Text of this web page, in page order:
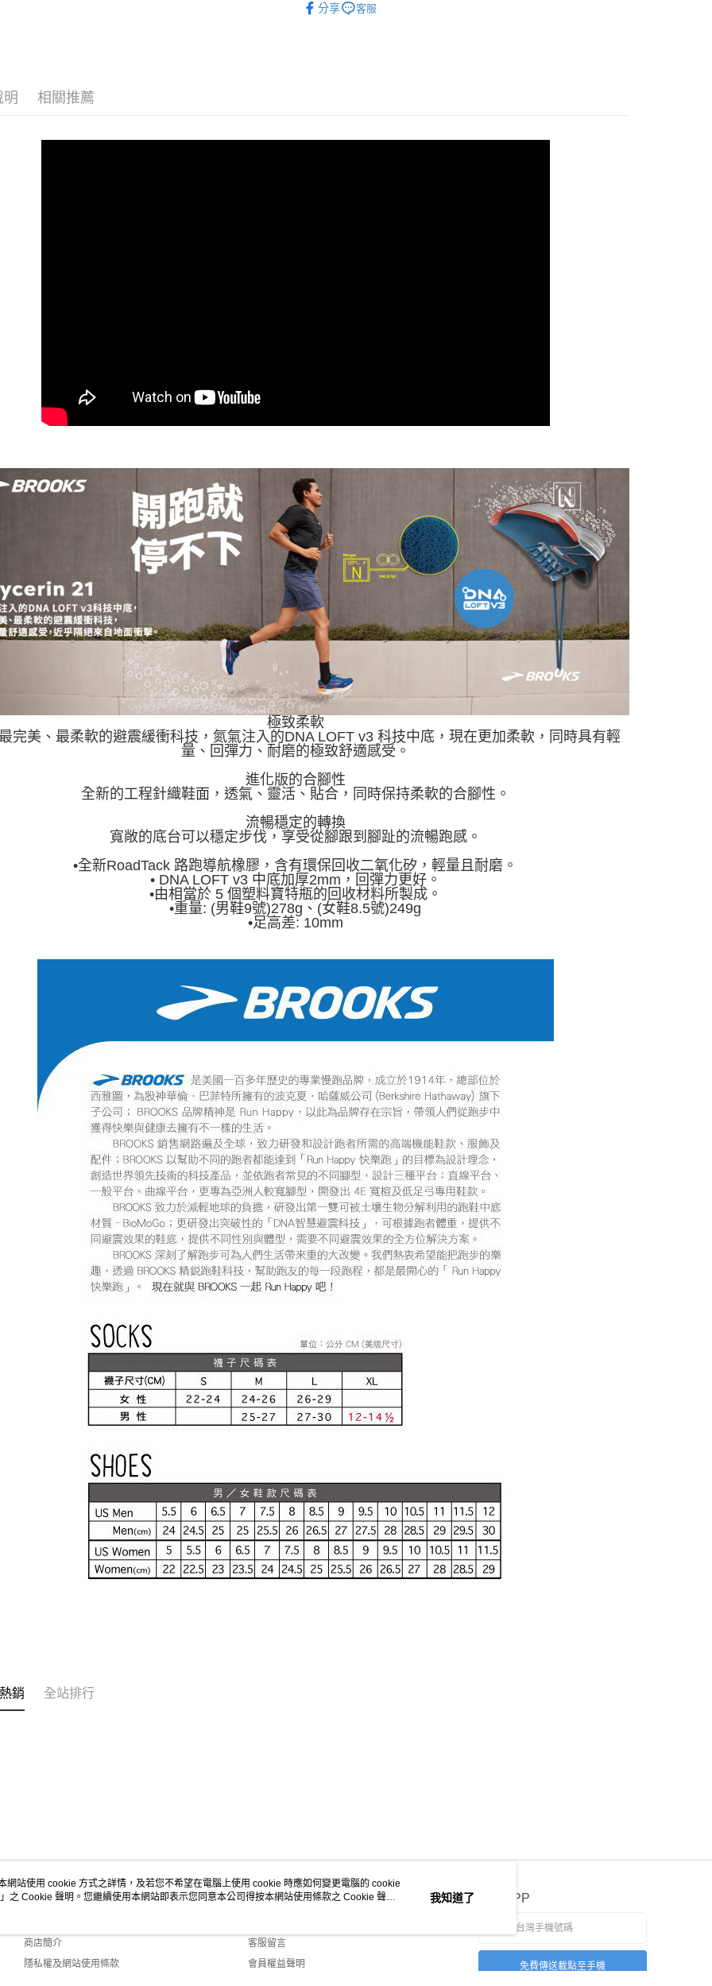
分享 客服
明 相關推薦
極致柔軟
完美、最柔軟的避震緩衝科技，氮氣注入的DNA LOFT v3 科技中底，現在更加柔軟，同時具有輕
量、回彈力、耐磨的極致舒適感受。
進化版的合腳性
全新的工程針織鞋面，透氣、靈活、貼合，同時保持柔軟的合腳性。
流暢穩定的轉換
寬敞的底台可以穩定步伐，享受從腳跟到腳趾的流暢跑感。
•全新RoadTack 路跑導航橡膠，含有環保回收二氧化矽，輕量且耐磨。
• DNA LOFT v3 中底加厚2mm，回彈力更好。
•由相當於 5 個塑料寶特瓶的回收材料所製成。
•重量: (男鞋9號)278g、(女鞋8.5號)249g
•足高差: 10mm
銷 全站排行
關於我們
商店簡介
隱私權及網站使用條款
客服資訊
客服留言
會員權益聲明
官方APP
免費傳送載點至手機
網站使用 cookie 方式之詳情，及若您不希望在電腦上使用 cookie 時應如何變更電腦的 cookie
」之 Cookie 聲明。您繼續使用本網站即表示您同意本公司得按本網站使用條款之 Cookie 聲明
我知道了